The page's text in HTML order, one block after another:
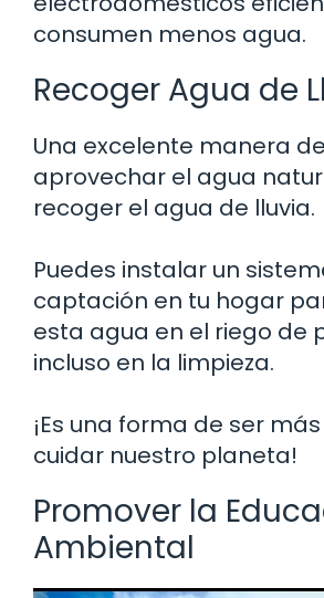
consumen menos agua.
Recoger Agua de
Una excelente manera de
aprovechar el agua
recoger el agua de lluvia.
Puedes instalar un
captación en tu hogar
esta agua en el riego de
incluso en la limpieza.
¡Es una forma de ser
cuidar nuestro planeta!
Promover la
Ambiental